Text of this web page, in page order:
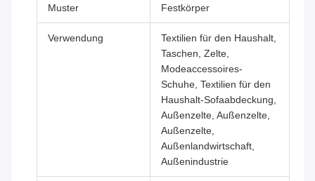
Muster Festkörper
Verwendung
Textilien für den Haushalt,
Taschen, Zelte,
Modeaccessoires-
Schuhe, Textilien für den
Haushalt-Sofaabdeckung,
Außenzelte, Außenzelte,
Außenzelte,
Außenlandwirtschaft,
Außenindustrie